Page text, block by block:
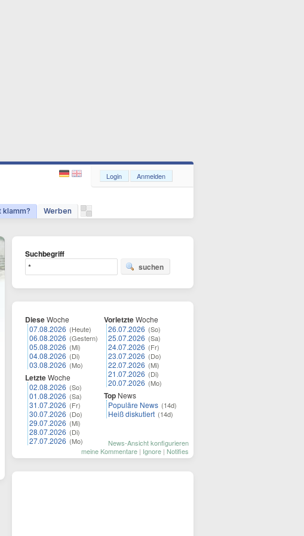
klamm? Werben
Login Anmelden
Suchbegriff
suchen
DieseWoche
07.08.2026 (Heute)
06.08.2026 (Gestern)
05.08.2026 (Mi)
04.08.2026 (Di)
03.08.2026 (Mo)
LetzteWoche
02.08.2026 (So)
01.08.2026 (Sa)
31.07.2026 (Fr)
30.07.2026 (Do)
29.07.2026 (Mi)
28.07.2026 (Di)
27.07.2026 (Mo)
VorletzteWoche
26.07.2026 (So)
25.07.2026 (Sa)
24.07.2026 (Fr)
23.07.2026 (Do)
22.07.2026 (Mi)
21.07.2026 (Di)
20.07.2026 (Mo)
Top News
Populäre News (14d)
Heiß diskutiert (14d)
News-Ansicht konfigurieren
meine Kommentare | Ignore | Notifies